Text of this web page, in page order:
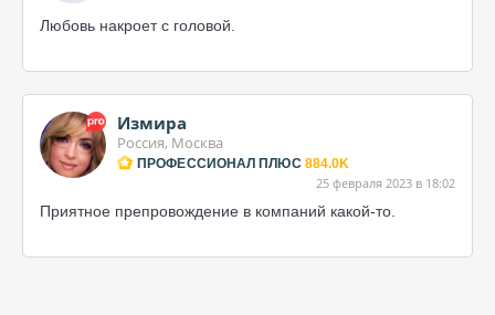
Любовь накроет с головой.
Измира
Россия, Москва
ПРОФЕССИОНАЛ ПЛЮС 884.0K
25 февраля 2023 в 18:02
Приятное препровождение в компаний какой-то.